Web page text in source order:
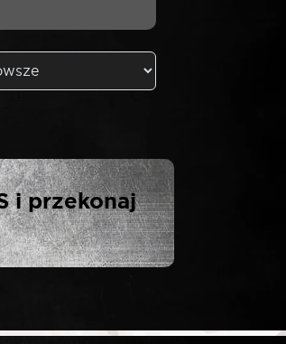
i przekonaj